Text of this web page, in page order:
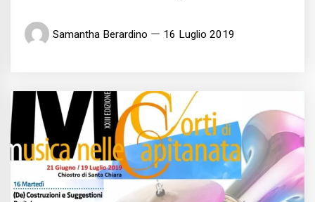
Samantha Berardino 16 Luglio 2019